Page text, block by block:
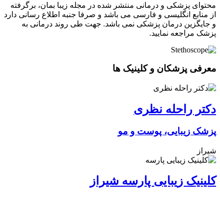
محتوای پزشکی و درمانی منتشر شده در مجله زیبا بمان، برگرفته
از منابع انگلیسی و فارسی می باشد و صرفا جنبه اطلاع رسانی دارد
و جایگزین درمان پزشکی نمی باشد. جهت طی روند درمانی به
پزشک مراجعه نمایید.
معرفی پزشکان و کلینیک ها
دکتر راحله نظری
پزشک زیبایی، پوست و مو
شیراز
کلینیک زیبایی پارسه شیراز